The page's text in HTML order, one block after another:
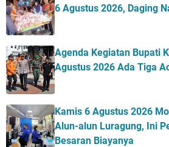
6 Agustus 2026, Daging
Agenda Kegiatan Bupati
Agustus 2026 Ada Tiga
Kamis 6 Agustus 2026
Alun-alun Luragung, Ini
Besaran Biayanya